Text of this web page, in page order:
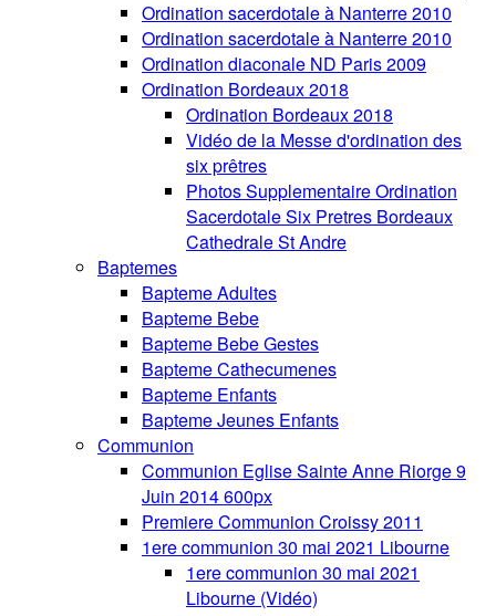
Ordination sacerdotale à Nanterre 2010
Ordination sacerdotale à Nanterre 2010
Ordination diaconale ND Paris 2009
Ordination Bordeaux 2018
Ordination Bordeaux 2018
Vidéo de la Messe d'ordination des
six prêtres
Photos Supplementaire Ordination
Sacerdotale Six Pretres Bordeaux
Cathedrale St Andre
Baptemes
Bapteme Adultes
Bapteme Bebe
Bapteme Bebe Gestes
Bapteme Cathecumenes
Bapteme Enfants
Bapteme Jeunes Enfants
Communion
Communion Eglise Sainte Anne Riorge 9
Juin 2014 600px
Premiere Communion Croissy 2011
1ere communion 30 mai 2021 Libourne
1ere communion 30 mai 2021
Libourne (Vidéo)